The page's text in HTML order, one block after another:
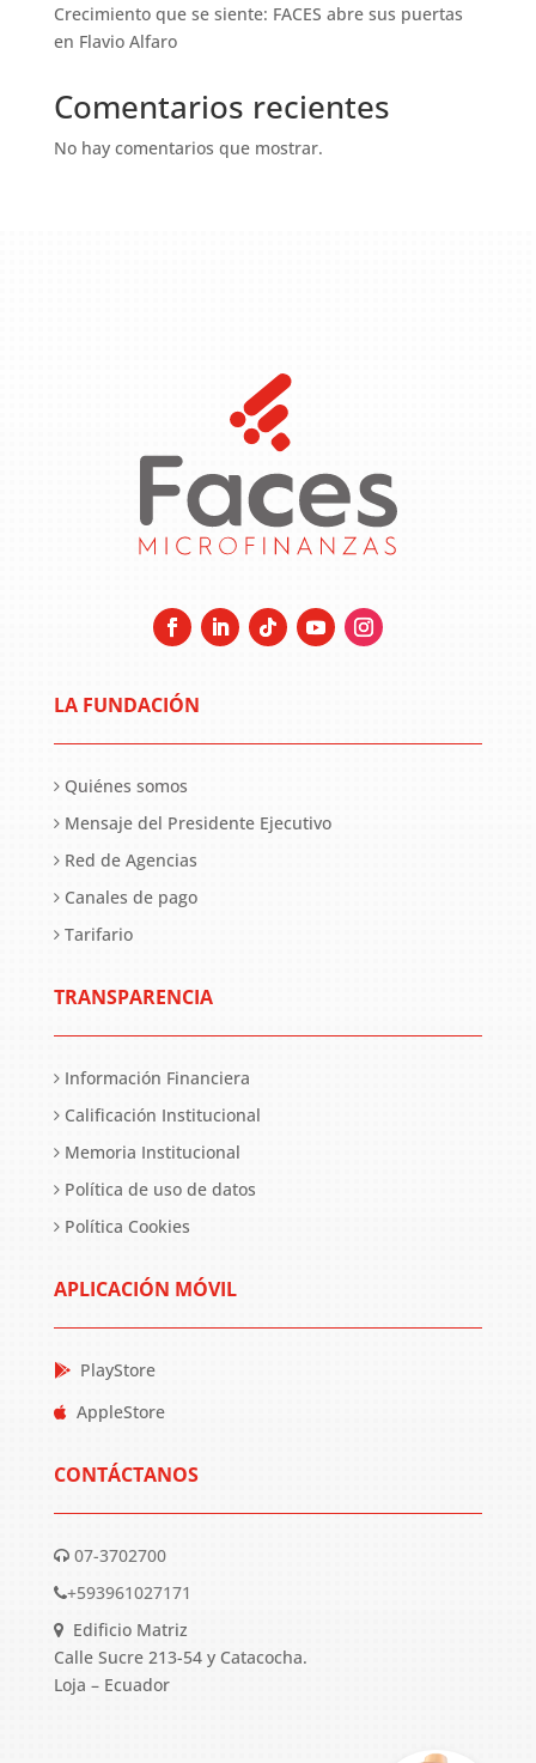
Crecimiento que se siente: FACES abre sus puertas
en Flavio Alfaro
Comentarios recientes
No hay comentarios que mostrar.
LA FUNDACIÓN
Quiénes somos
Mensaje del Presidente Ejecutivo
Red de Agencias
Canales de pago
Tarifario
TRANSPARENCIA
Información Financiera
Calificación Institucional
Memoria Institucional
Política de uso de datos
Política Cookies
APLICACIÓN MÓVIL
PlayStore
AppleStore
CONTÁCTANOS
07-3702700
+593961027171
Edificio Matriz
Calle Sucre 213-54 y Catacocha.
Loja – Ecuador